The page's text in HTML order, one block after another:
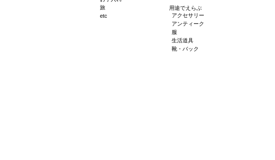
旅
etc
用途でえらぶ
アクセサリー
アンティーク
服
生活道具
靴・バック